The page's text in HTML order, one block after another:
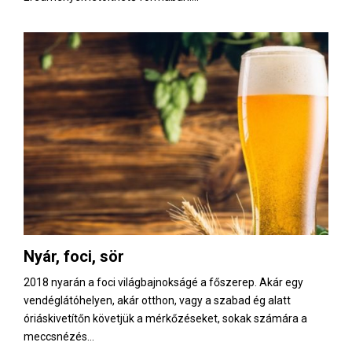
Nyár, foci, sör
2018 nyarán a foci világbajnokságé a főszerep. Akár egy
vendéglátóhelyen, akár otthon, vagy a szabad ég alatt
óriáskivetítőn követjük a mérkőzéseket, sokak számára a
meccsnézés...